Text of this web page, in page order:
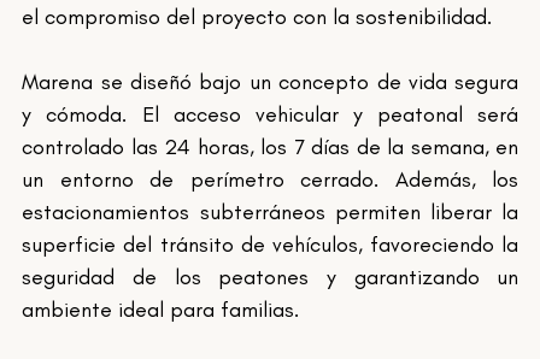
el compromiso del proyecto con la sostenibilidad.
Marena se diseñó bajo un concepto de vida segura
y cómoda. El acceso vehicular y peatonal será
controlado las 24 horas, los 7 días de la semana, en
un entorno de perímetro cerrado. Además, los
estacionamientos subterráneos permiten liberar la
superficie del tránsito de vehículos, favoreciendo la
seguridad de los peatones y garantizando un
ambiente ideal para familias.